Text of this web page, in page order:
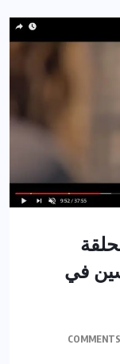
الحلقة
في